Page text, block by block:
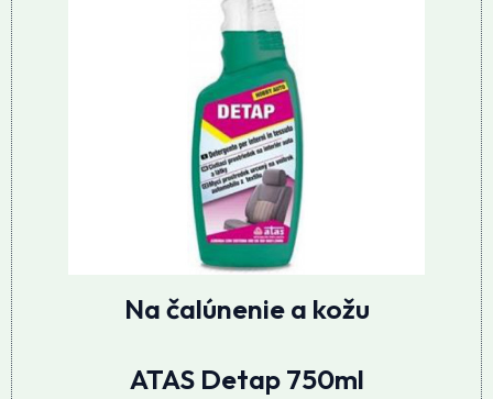
Na čalúnenie a kožu
ATAS Detap 750ml